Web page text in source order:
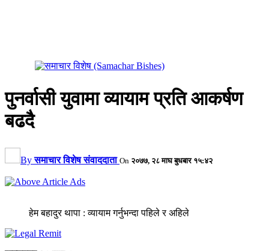
पुनर्वासी युवामा व्यायाम प्रति आकर्षण
बढदै
Byसमाचार विशेष संवाददाता On २०७७, २८ माघ बुधबार १५:४२
हेम बहादुर थापा : व्यायाम गर्नुभन्दा पहिले र अहिले